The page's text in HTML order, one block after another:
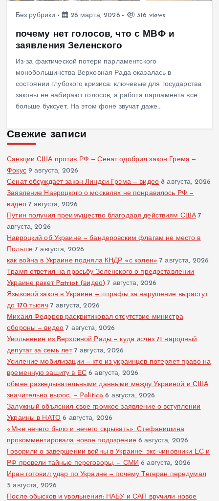
Без рубрики 26 марта, 2026 316 views
почему нет голосов, что с МВФ и
заявления Зеленского
Из-за фактической потери парламентского
монобольшинства Верховная Рада оказалась в
состоянии глубокого кризиса: ключевые для государства
законы не набирают голосов, а работа парламента все
больше буксует. На этом фоне звучат даже…
Свежие записи
Санкции США против РФ — Сенат одобрил закон Грема —
Фокус 9 августа, 2026
Сенат обсуждает закон Линдси Грэма — видео 8 августа, 2026
Заявление Навроцкого о москалях не понравилось РФ —
видео 7 августа, 2026
Путин получил преимущество благодаря действиям США 7
августа, 2026
Навроцкий об Украине — бандеровским флагам не место в
Польше 7 августа, 2026
как война в Украине подняла КНДР «с колен» 7 августа, 2026
Трамп ответил на просьбу Зеленского о предоставлении
Украине ракет Patriot (видео) 7 августа, 2026
Языковой закон в Украине — штрафы за нарушение вырастут
до 170 тысяч 7 августа, 2026
Михаил Федоров раскритиковал отсутствие министра
обороны — видео 7 августа, 2026
Увольнение из Верховной Рады — куда исчез 71 народный
депутат за семь лет 7 августа, 2026
Усиление мобилизации — кто из украинцев потеряет право на
временную защиту в ЕС 6 августа, 2026
обмен разведывательными данными между Украиной и США
значительно вырос, — Politico 6 августа, 2026
Залужный объяснил свое громкое заявление о вступлении
Украины в НАТО 6 августа, 2026
«Мне нечего было и нечего скрывать»: Стефанишина
прокомментировала новое подозрение 6 августа, 2026
Говорили о завершении войны в Украине: экс-чиновники ЕС и
РФ провели тайные переговоры, — СМИ 6 августа, 2026
Иран готовил удар по Украине — почему Тегеран передумал
5 августа, 2026
После обысков и увольнения: НАБУ и САП вручили новое